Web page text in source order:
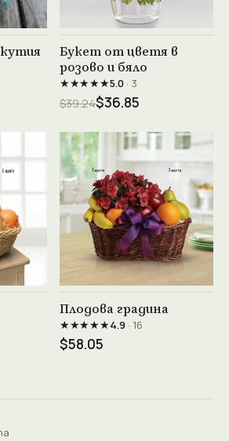
→ Виж продукта →
Букет от цветя в
розово и бяло
★★★★★5.0· 3
$39.24$36.85
→ Виж продукта →
Плодова градина
★★★★★4.9· 16
$58.05